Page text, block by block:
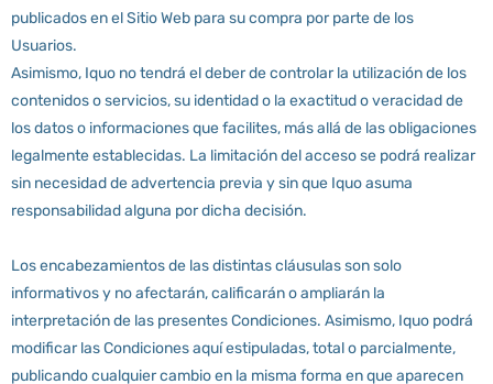
publicados en el Sitio Web para su compra por parte de los
Usuarios.
Asimismo, Iquo no tendrá el deber de controlar la utilización de los
contenidos o servicios, su identidad o la exactitud o veracidad de
los datos o informaciones que facilites, más allá de las obligaciones
legalmente establecidas. La limitación del acceso se podrá realizar
sin necesidad de advertencia previa y sin que Iquo asuma
responsabilidad alguna por dicha decisión.
Los encabezamientos de las distintas cláusulas son solo
informativos y no afectarán, calificarán o ampliarán la
interpretación de las presentes Condiciones. Asimismo, Iquo podrá
modificar las Condiciones aquí estipuladas, total o parcialmente,
publicando cualquier cambio en la misma forma en que aparecen